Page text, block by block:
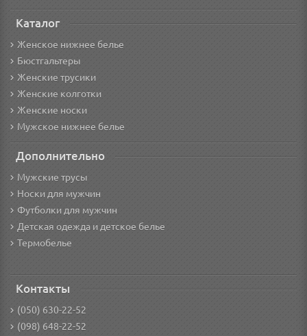
Каталог
Женское нижнее белье
Бюстгальтеры
Женские трусики
Женские колготки
Женские носки
Мужское нижнее белье
Дополнительно
Мужские трусы
Носки для мужчин
Футболки для мужчин
Детская одежда и детское белье
Термобелье
Контакты
(050) 630-22-52
(098) 648-22-52